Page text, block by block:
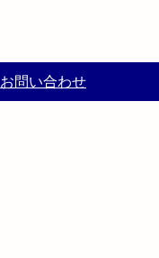
お問い合わせ